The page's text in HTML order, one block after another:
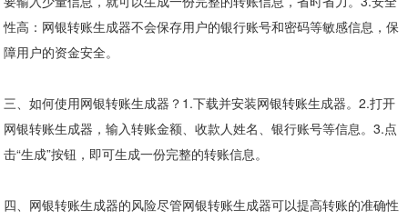
性高：网银转账生成器不会保存用户的银行账号和密码等敏感信息，保
障用户的资金安全。
三、如何使用网银转账生成器？1.下载并安装网银转账生成器。2.打开
网银转账生成器，输入转账金额、收款人姓名、银行账号等信息。3.点
击“生成”按钮，即可生成一份完整的转账信息。
四、网银转账生成器的风险尽管网银转账生成器可以提高转账的准确性